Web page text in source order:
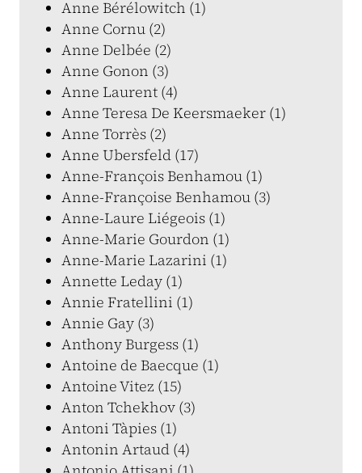
Anne Bérélowitch (1)
Anne Cornu (2)
Anne Delbée (2)
Anne Gonon (3)
Anne Laurent (4)
Anne Teresa De Keersmaeker (1)
Anne Torrès (2)
Anne Ubersfeld (17)
Anne-François Benhamou (1)
Anne-Françoise Benhamou (3)
Anne-Laure Liégeois (1)
Anne-Marie Gourdon (1)
Anne-Marie Lazarini (1)
Annette Leday (1)
Annie Fratellini (1)
Annie Gay (3)
Anthony Burgess (1)
Antoine de Baecque (1)
Antoine Vitez (15)
Anton Tchekhov (3)
Antoni Tàpies (1)
Antonin Artaud (4)